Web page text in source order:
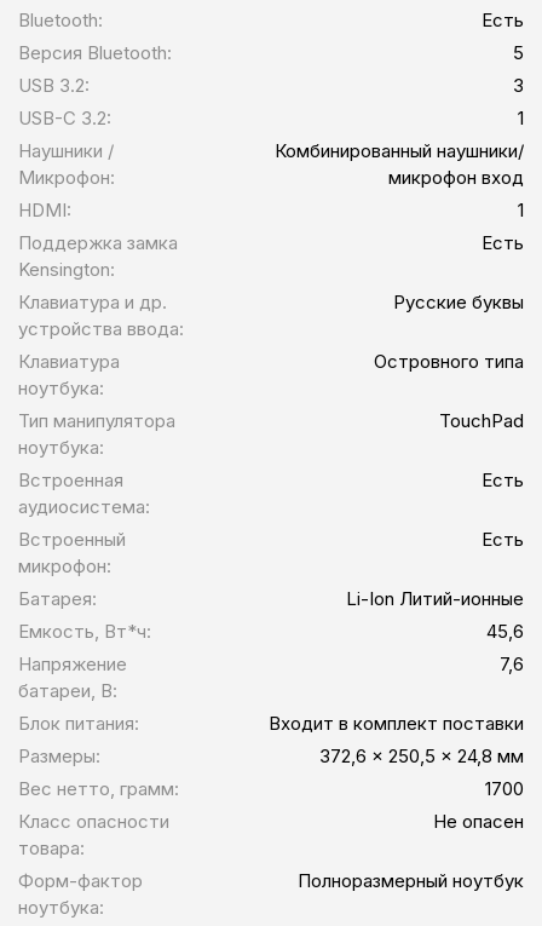
Bluetooth:
Есть
Версия Bluetooth:
5
USB 3.2:
3
USB-C 3.2:
1
Наушники /
Микрофон:
Комбинированный наушники/
микрофон вход
HDMI:
1
Поддержка замка
Kensington:
Есть
Клавиатура и др.
устройства ввода:
Русские буквы
Клавиатура
ноутбука:
Островного типа
Тип манипулятора
ноутбука:
TouchPad
Встроенная
аудиосистема:
Есть
Встроенный
микрофон:
Есть
Батарея:
Li-Ion Литий-ионные
Емкость, Вт*ч:
45,6
Напряжение
батареи, В:
7,6
Блок питания:
Входит в комплект поставки
Размеры:
372,6 x 250,5 x 24,8 мм
Вес нетто, грамм:
1700
Класс опасности
товара:
Не опасен
Форм-фактор
ноутбука:
Полноразмерный ноутбук